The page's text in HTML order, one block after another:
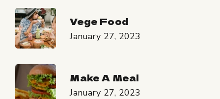
Vege Food
January 27, 2023
Make A Meal
January 27, 2023